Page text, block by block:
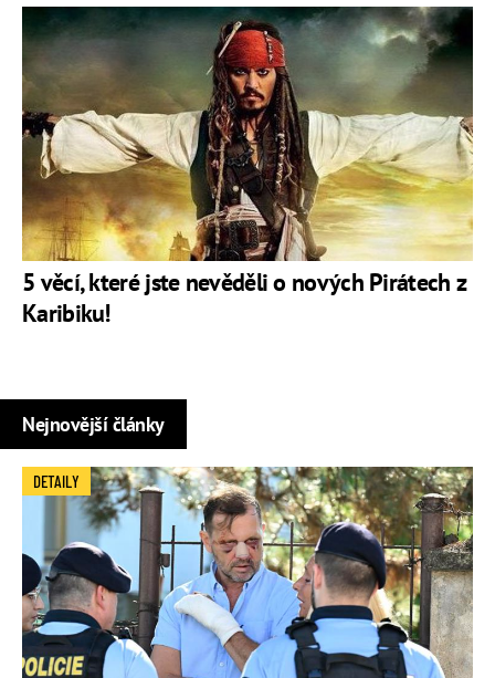
5 věcí, které jste nevěděli o nových Pirátech z
Karibiku!
Nejnovější články
DETAILY